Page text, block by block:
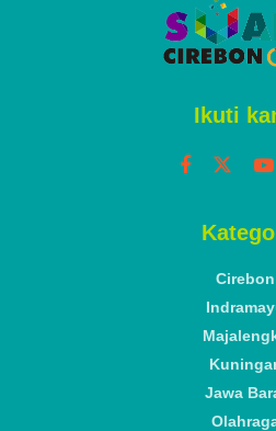
Ikuti
Cirebon
Jawa